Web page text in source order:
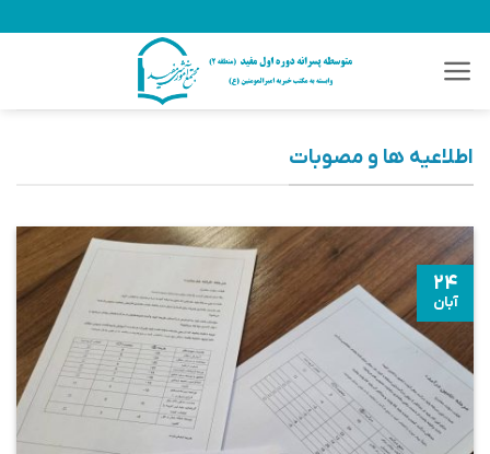
content
اطلاعیه ها و مصوبات
۲۴
آبان